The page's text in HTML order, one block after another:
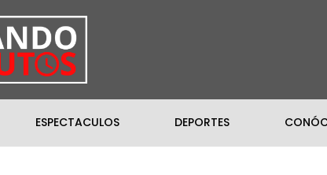
ESPECTACULOS DEPORTES